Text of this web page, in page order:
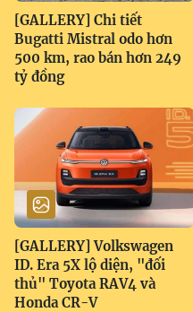
[GALLERY] Chi tiết
Bugatti Mistral odo hơn
500 km, rao bán hơn 249
tỷ đồng
[GALLERY] Volkswagen
ID. Era 5X lộ diện, "đối
thủ" Toyota RAV4 và
Honda CR-V